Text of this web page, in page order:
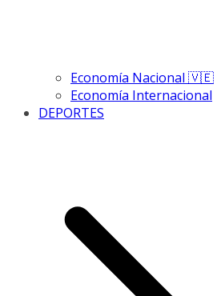
Economía Nacional 🇻🇪
Economía Internacional
DEPORTES